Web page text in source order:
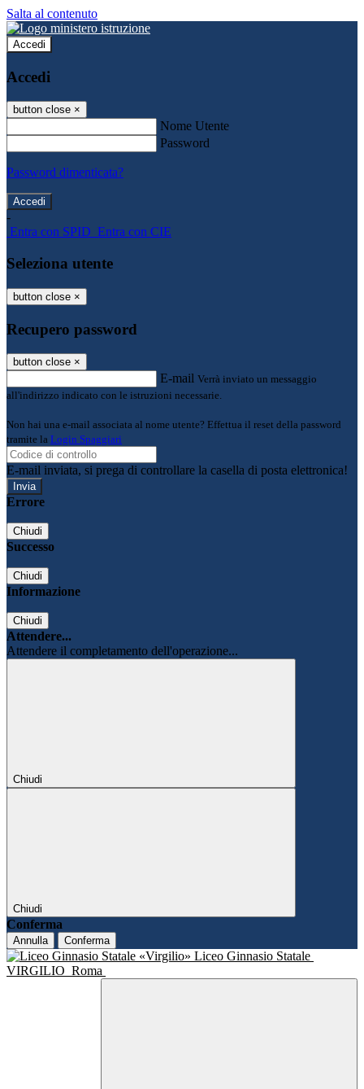
Salta al contenuto
Accedi
Accedi
button close ×
Nome Utente
Password
Password dimenticata?
-
Entra con SPID Entra con CIE
Seleziona utente
button close ×
Recupero password
button close ×
E-mail Verrà inviato un messaggio
all'indirizzo indicato con le istruzioni necessarie.
Non hai una e-mail associata al nome utente? Effettua il reset della password
tramite la Login Spaggiari
E-mail inviata, si prega di controllare la casella di posta elettronica!
Errore
Chiudi
Successo
Chiudi
Informazione
Chiudi
Attendere...
Attendere il completamento dell'operazione...
Chiudi
Chiudi
Conferma
Annulla Conferma
Liceo Ginnasio Statale
VIRGILIO Roma